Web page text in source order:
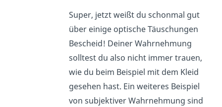
Super, jetzt weißt du schonmal gut
über einige optische Täuschungen
Bescheid! Deiner Wahrnehmung
solltest du also nicht immer trauen,
wie du beim Beispiel mit dem Kleid
gesehen hast. Ein weiteres Beispiel
von subjektiver Wahrnehmung sind